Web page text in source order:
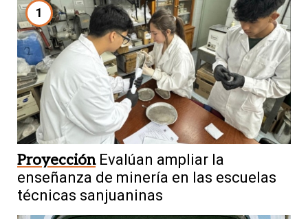
1
Proyección Evalúan ampliar la
enseñanza de minería en las escuelas
técnicas sanjuaninas